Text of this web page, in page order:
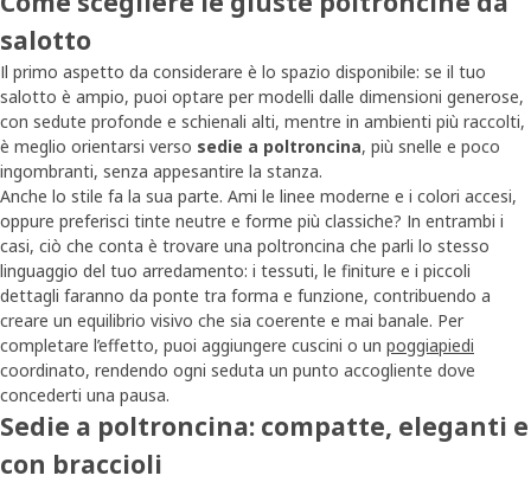
salotto
Il primo aspetto da considerare è lo spazio disponibile: se il tuo
salotto è ampio, puoi optare per modelli dalle dimensioni generose,
con sedute profonde e schienali alti, mentre in ambienti più raccolti,
è meglio orientarsi verso sedie a poltroncina, più snelle e poco
ingombranti, senza appesantire la stanza.
Anche lo stile fa la sua parte. Ami le linee moderne e i colori accesi,
oppure preferisci tinte neutre e forme più classiche? In entrambi i
casi, ciò che conta è trovare una poltroncina che parli lo stesso
linguaggio del tuo arredamento: i tessuti, le finiture e i piccoli
dettagli faranno da ponte tra forma e funzione, contribuendo a
creare un equilibrio visivo che sia coerente e mai banale. Per
completare l’effetto, puoi aggiungere cuscini o un poggiapiedi
coordinato, rendendo ogni seduta un punto accogliente dove
concederti una pausa.
Sedie a poltroncina: compatte, eleganti e
con braccioli